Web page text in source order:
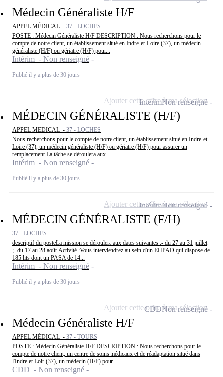
Médecin Généraliste H/F
APPEL MÉDICAL - 37 - LOCHES
POSTE : Médecin Généraliste H/F DESCRIPTION : Nous recherchons pour le
compte de notre client, un établissement situé en Indre-et-Loire (37), un médecin
généraliste (H/F) ou gériatre (H/F) pour...
Intérim - Non renseigné
Publié il y a plus de 30 jours
MÉDECIN GÉNÉRALISTE (H/F)
APPEL MEDICAL - 37 - LOCHES
Nous recherchons pour le compte de notre client, un établissement situé en Indre-et-
Loire (37), un médecin généraliste (H/F) ou gériatre (H/F) pour assurer un
remplacement.La tâche se déroulera aux...
Intérim - Non renseigné
Publié il y a plus de 30 jours
IntérimNon renseigné
Ajouter cette offre à ma sélection
MÉDECIN GÉNÉRALISTE (F/H)
37 - LOCHES
descriptif du posteLa mission se déroulera aux dates suivantes :- du 27 au 31 juillet
;- du 17 au 28 août.Activité :Vous interviendrez au sein d'un EHPAD qui dispose de
185 lits dont un PASA de 14...
Intérim - Non renseigné
Publié il y a plus de 30 jours
IntérimNon renseigné
Ajouter cette offre à ma sélection
Médecin Généraliste H/F
APPEL MÉDICAL - 37 - TOURS
POSTE : Médecin Généraliste H/F DESCRIPTION : Nous recherchons pour le
compte de notre client, un centre de soins médicaux et de réadaptation situé dans
l'Indre et Loir (37), un médecin (H/F) pour...
CDD - Non renseigné
CDDNon renseigné
Ajouter cette offre à ma sélection